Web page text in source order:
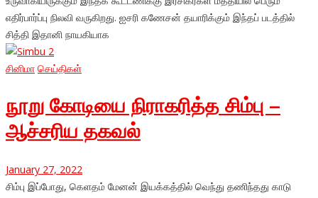
எதிர்பார்ப்பு நிலவி வருகிறது. ஐசரி கணேசன் தயாரிக்கும் இந்தப் படத்தில்
சித்தி இதானி நாயகியாக
சினிமா செய்திகள்
நூறு கோடியை நிராகரித்த சிம்பு –
ஆச்சரிய தகவல்
January 27, 2022
சிம்பு இப்போது, கெளதம் மேனன் இயக்கத்தில் வெந்து தணிந்தது காடு